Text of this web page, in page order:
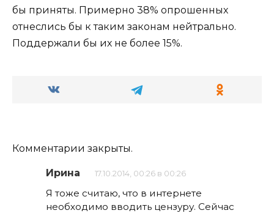
бы приняты. Примерно 38% опрошенных
отнеслись бы к таким законам нейтрально.
Поддержали бы их не более 15%.
Комментарии закрыты.
Ирина 17.10.2014, 00:26 в 00:26
Я тоже считаю, что в интернете
необходимо вводить цензуру. Сейчас